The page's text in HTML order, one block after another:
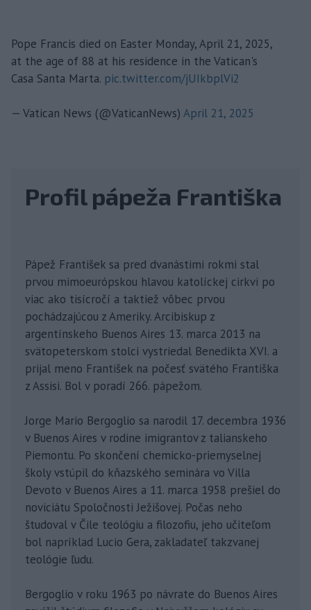
Pope Francis died on Easter Monday, April 21, 2025,
at the age of 88 at his residence in the Vatican's
Casa Santa Marta. pic.twitter.com/jUIkbplVi2
— Vatican News (@VaticanNews) April 21, 2025
Profil pápeža Františka
Pápež František sa pred dvanástimi rokmi stal
prvou mimoeurópskou hlavou katolíckej cirkvi po
viac ako tisícročí a taktiež vôbec prvou
pochádzajúcou z Ameriky. Arcibiskup z
argentínskeho Buenos Aires 13. marca 2013 na
svätopeterskom stolci vystriedal Benedikta XVI. a
prijal meno František na počesť svätého Františka
z Assisi. Bol v poradí 266. pápežom.
Jorge Mario Bergoglio sa narodil 17. decembra 1936
v Buenos Aires v rodine imigrantov z talianskeho
Piemontu. Po skončení chemicko-priemyselnej
školy vstúpil do kňazského seminára vo Villa
Devoto v Buenos Aires a 11. marca 1958 prešiel do
noviciátu Spoločnosti Ježišovej. Počas neho
študoval v Čile teológiu a filozofiu, jeho učiteľom
bol napríklad Lucio Gera, zakladateľ takzvanej
teológie ľudu.
Bergoglio v roku 1963 po návrate do Buenos Aires